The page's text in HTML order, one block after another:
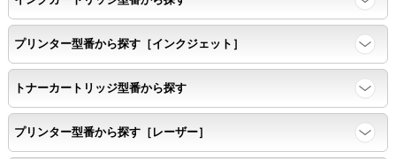
任意の色を背景として使用し、
背景と違う色で8号サイズのArialフォントで
鮮明に印刷できること。
速乾性
互換性テストサンプルを5ページ連続印刷する。
プリンター型番から探す［インクジェット］
トナーカートリッジ型番から探す
プリンター型番から探す［レーザー］